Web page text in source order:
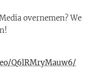
overnemen? We
Q6lRMryMauw6/